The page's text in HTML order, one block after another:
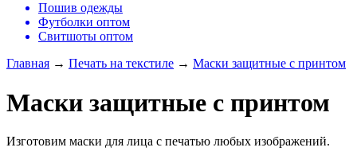
Пошив одежды
Футболки оптом
Свитшоты оптом
Главная → Печать на текстиле → Маски защитные с принтом
Маски защитные с принтом
Изготовим маски для лица с печатью любых изображений.